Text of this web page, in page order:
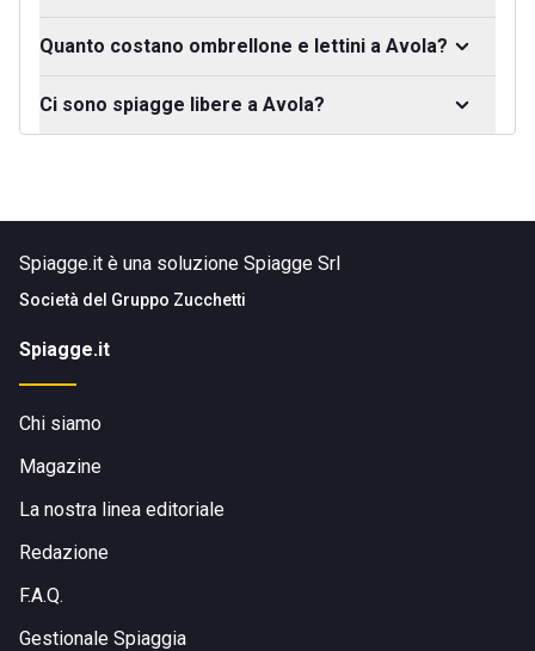
Quanto costano ombrellone e lettini a Avola?
Ci sono spiagge libere a Avola?
Spiagge.it è una soluzione Spiagge Srl
Società del Gruppo Zucchetti
Spiagge.it
Chi siamo
Magazine
La nostra linea editoriale
Redazione
F.A.Q.
Gestionale Spiaggia